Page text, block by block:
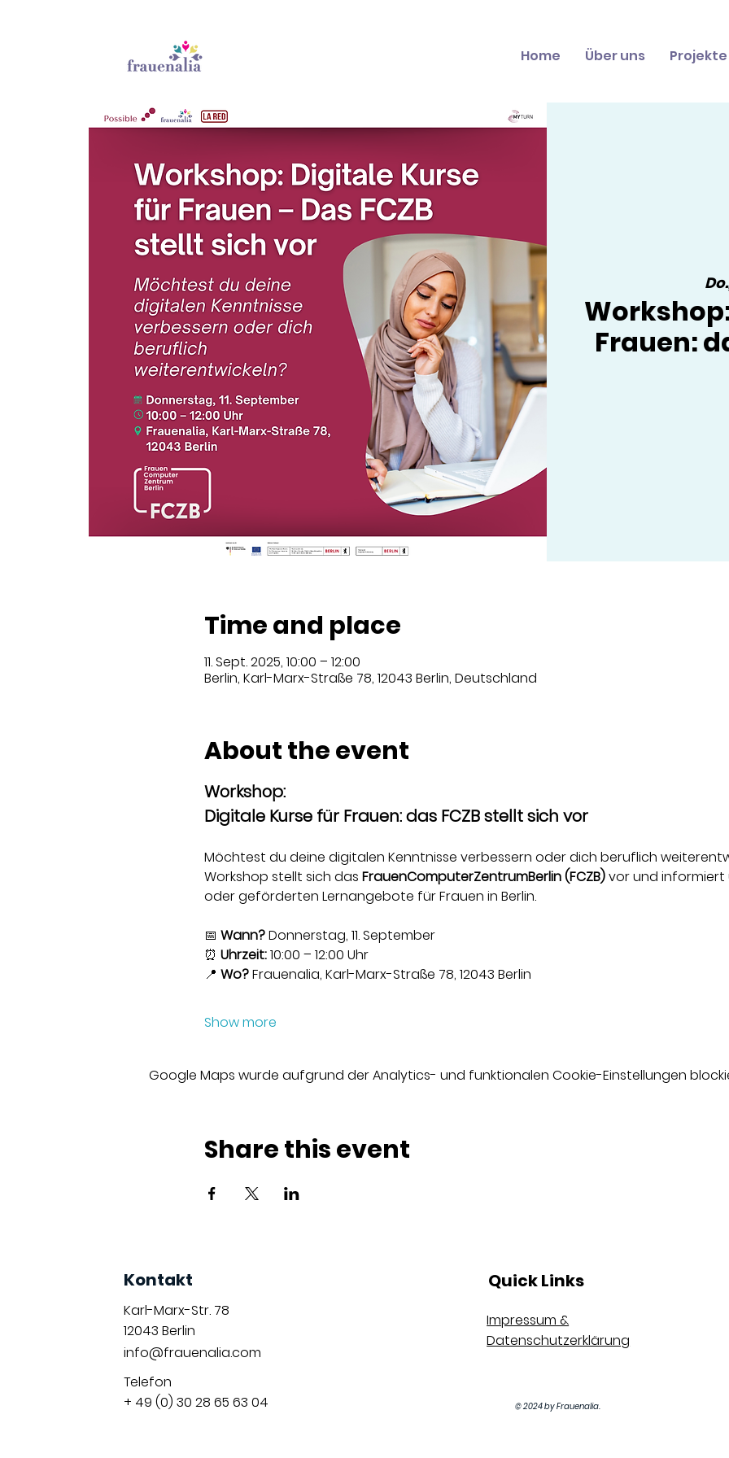
Home Über uns Projekte
Frauen:
Time and place
11. Sept. 2025, 10:00 – 12:00
Berlin, Karl-Marx-Straße 78, 12043 Berlin, Deutschland
About the event
Workshop:
Digitale Kurse für Frauen: das FCZB stellt sich vor
Möchtest du deine digitalen Kenntnisse verbessern oder dich beruflich
Workshop stellt sich das FrauenComputerZentrumBerlin (FCZB) vor und informiert
oder geförderten Lernangebote für Frauen in Berlin.
📅 Wann? Donnerstag, 11. September
⏰ Uhrzeit: 10:00 – 12:00 Uhr
📍 Wo? Frauenalia, Karl-Marx-Straße 78, 12043 Berlin
Show more
Google Maps wurde aufgrund der Analytics- und funktionalen Cookie-Einstellungen
Share this event
Kontakt
Karl-Marx-Str. 78
12043 Berlin
info@frauenalia.com
Telefon
+ 49 (0) 30 28 65 63 04
Quick Links
Impressum &
Datenschutzerklärung
© 2024 by Frauenalia.